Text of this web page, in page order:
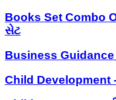
Books Set Combo
સેટ
Business Guidance
Child Development